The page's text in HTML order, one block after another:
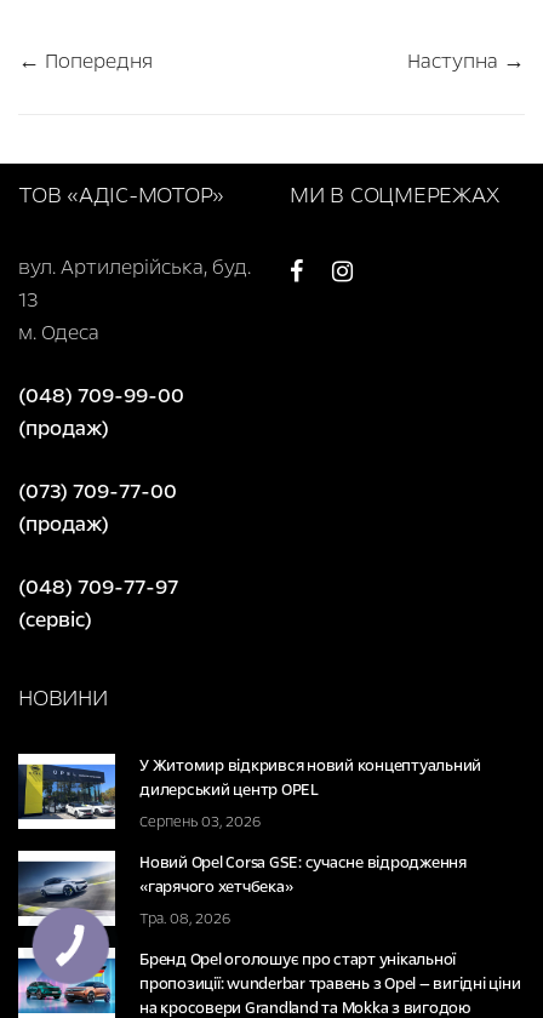
← Попередня Наступна →
ТОВ «АДІС-МОТОР»
вул. Артилерійська, буд.
13
м. Одеса
(048) 709-99-00
(продаж)
(073) 709-77-00
(продаж)
(048) 709-77-97
(сервіс)
МИ В СОЦМЕРЕЖАХ
НОВИНИ
У Житомир відкрився новий концептуальний
дилерський центр OPEL
Серпень 03, 2026
Новий Opel Corsa GSE: сучасне відродження
«гарячого хетчбека»
Тра. 08, 2026
Бренд Opel оголошує про старт унікальної
пропозиції: wunderbar травень з Opel — вигідні ціни
на кросовери Grandland та Mokka з вигодою